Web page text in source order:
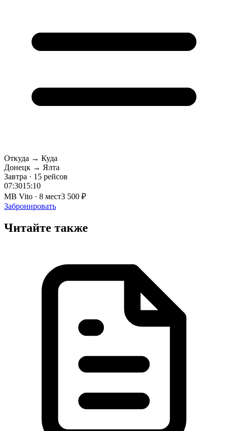
Откуда → Куда
Донецк → Ялта
Завтра · 15 рейсов
07:3015:10
MB Vito · 8 мест3 500 ₽
Забронировать
Читайте также